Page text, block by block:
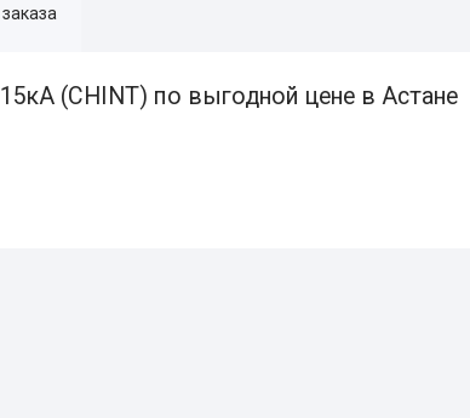
(CHINT) по выгодной цене в Астане